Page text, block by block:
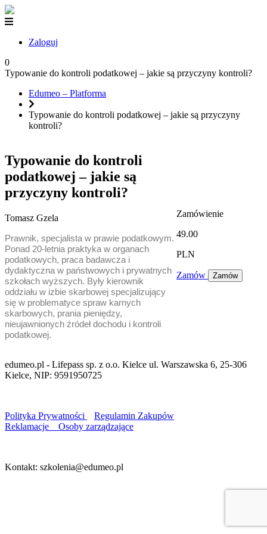
Zaloguj
0
Typowanie do kontroli podatkowej – jakie są przyczyny kontroli?
Edumeo – Platforma
Typowanie do kontroli podatkowej – jakie są przyczyny
kontroli?
Typowanie do kontroli
podatkowej – jakie są
przyczyny kontroli?
Tomasz Gzela
Prawnik, specjalista w prawie podatkowym.
Ponad 20-letnia praktyka w organach
podatkowych, praca badawcza i
dydaktyczna w państwowych i prywatnych
szkołach wyższych. Były kierownik
oddziału w izbie skarbowej specjalizujący
się w problematyce spraw karnych
skarbowych, prania pieniędzy,
nieujawnionych źródeł dochodu i kontroli
podatkowej.
Zamówienie
49.00
PLN
Zamów Zamów
edumeo.pl - Lifepass sp. z o.o. Kielce ul. Warszawska 6, 25-306
Kielce, NIP: 9591950725
Polityka Prywatności
Regulamin Zakupów
Reklamacje Osoby zarządzające
Kontakt: szkolenia@edumeo.pl